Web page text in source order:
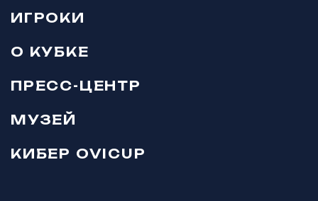
ИГРОКИ
О КУБКЕ
ПРЕСС-ЦЕНТР
МУЗЕЙ
КИБЕР OVICUP